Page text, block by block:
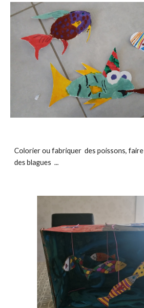
Colorier ou fabriquer  des poissons,
des blagues  ...